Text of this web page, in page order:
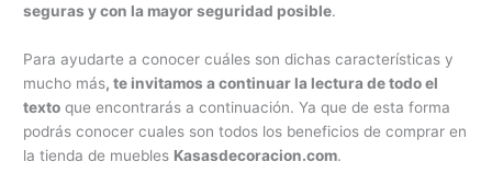
seguras y con la mayor seguridad posible.
Para ayudarte a conocer cuáles son dichas características y
mucho más, te invitamos a continuar la lectura de todo el
texto que encontrarás a continuación. Ya que de esta forma
podrás conocer cuales son todos los beneficios de comprar en
la tienda de muebles Kasasdecoracion.com.